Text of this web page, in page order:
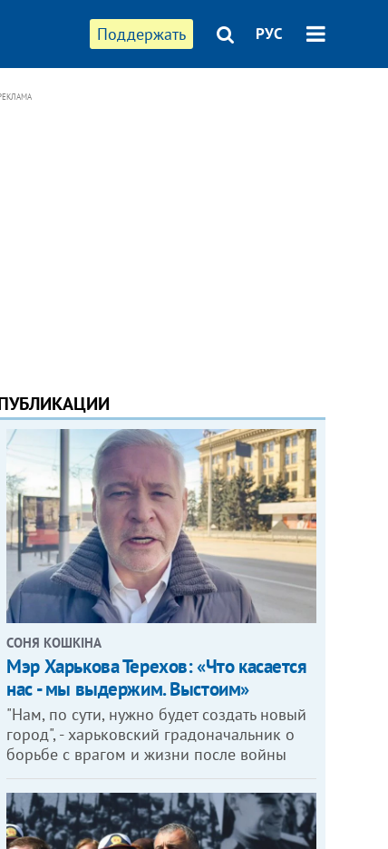
Поддержать РУС
СОНЯ КОШКІНА
Мэр Харькова Терехов: «Что касается
нас - мы выдержим. Выстоим»
"Нам, по сути, нужно будет создать новый
город", - харьковский градоначальник о
борьбе с врагом и жизни после войны